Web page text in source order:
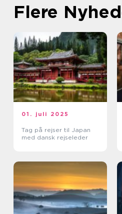
Flere
01. juli 2025
Tag på rejser til Japan
med dansk rejseleder